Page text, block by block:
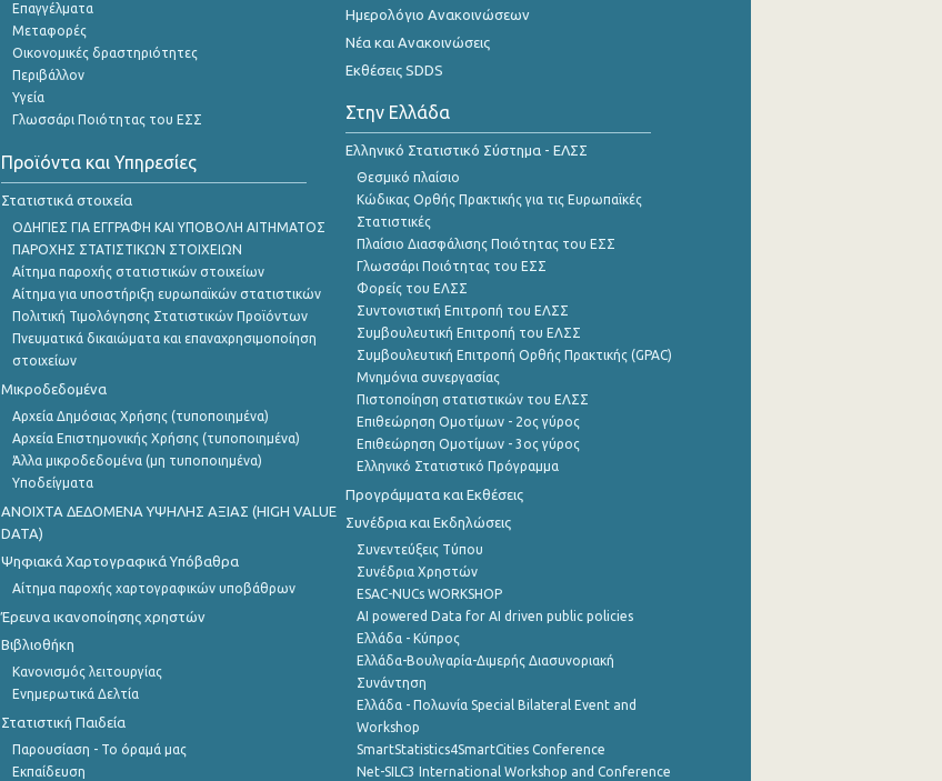
Επαγγέλματα
Μεταφορές
Οικονομικές δραστηριότητες
Περιβάλλον
Υγεία
Γλωσσάρι Ποιότητας του ΕΣΣ
Προϊόντα και Υπηρεσίες
Στατιστικά στοιχεία
ΟΔΗΓΙΕΣ ΓΙΑ ΕΓΓΡΑΦΗ ΚΑΙ ΥΠΟΒΟΛΗ ΑΙΤΗΜΑΤΟΣ
ΠΑΡΟΧΗΣ ΣΤΑΤΙΣΤΙΚΩΝ ΣΤΟΙΧΕΙΩΝ
Αίτημα παροχής στατιστικών στοιχείων
Αίτημα για υποστήριξη ευρωπαϊκών στατιστικών
Πολιτική Τιμολόγησης Στατιστικών Προϊόντων
Πνευματικά δικαιώματα και επαναχρησιμοποίηση
στοιχείων
Μικροδεδομένα
Αρχεία Δημόσιας Χρήσης (τυποποιημένα)
Αρχεία Επιστημονικής Χρήσης (τυποποιημένα)
Άλλα μικροδεδομένα (μη τυποποιημένα)
Υποδείγματα
ANOIXTA ΔΕΔΟΜΕΝΑ ΥΨΗΛΗΣ ΑΞΙΑΣ (HIGH VALUE
DATA)
Ψηφιακά Χαρτογραφικά Υπόβαθρα
Αίτημα παροχής χαρτογραφικών υποβάθρων
Έρευνα ικανοποίησης χρηστών
Βιβλιοθήκη
Κανονισμός λειτουργίας
Ενημερωτικά Δελτία
Στατιστική Παιδεία
Παρουσίαση - Το όραμά μας
Εκπαίδευση
Ημερολόγιο Ανακοινώσεων
Νέα και Ανακοινώσεις
Εκθέσεις SDDS
Στην Ελλάδα
Ελληνικό Στατιστικό Σύστημα - ΕΛΣΣ
Θεσμικό πλαίσιο
Κώδικας Ορθής Πρακτικής για τις Ευρωπαϊκές
Στατιστικές
Πλαίσιο Διασφάλισης Ποιότητας του ΕΣΣ
Γλωσσάρι Ποιότητας του ΕΣΣ
Φορείς του ΕΛΣΣ
Συντονιστική Επιτροπή του ΕΛΣΣ
Συμβουλευτική Επιτροπή του ΕΛΣΣ
Συμβουλευτική Επιτροπή Ορθής Πρακτικής (GPAC)
Μνημόνια συνεργασίας
Πιστοποίηση στατιστικών του ΕΛΣΣ
Επιθεώρηση Ομοτίμων - 2ος γύρος
Επιθεώρηση Ομοτίμων - 3ος γύρος
Ελληνικό Στατιστικό Πρόγραμμα
Προγράμματα και Εκθέσεις
Συνέδρια και Εκδηλώσεις
Συνεντεύξεις Τύπου
Συνέδρια Χρηστών
ESAC-NUCs WORKSHOP
AI powered Data for AI driven public policies
Ελλάδα - Κύπρος
Ελλάδα-Βουλγαρία-Διμερής Διασυνοριακή
Συνάντηση
Ελλάδα - Πολωνία Special Bilateral Event and
Workshop
SmartStatistics4SmartCities Conference
Net-SILC3 International Workshop and Conference